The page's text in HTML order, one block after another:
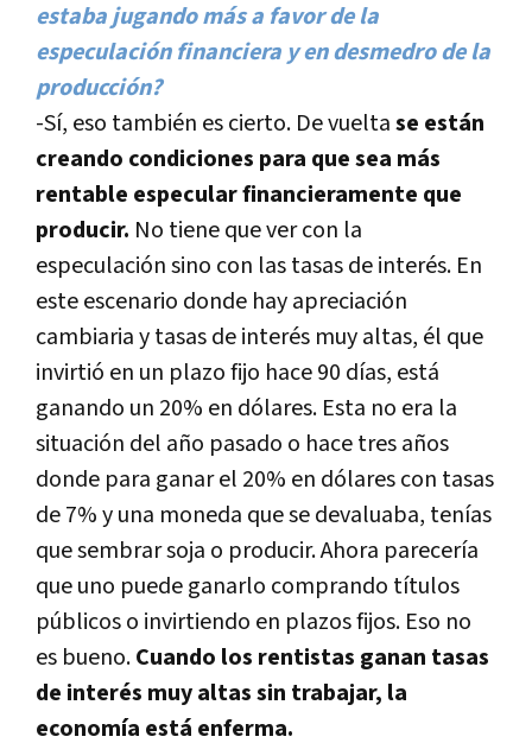
estaba jugando más a favor de la
especulación financiera y en desmedro de la
producción?
-Sí­, eso también es cierto. De vueltase están
creando condiciones para que sea más
rentable especular financieramente que
producir. No tiene que ver con la
especulación sino con las tasas de interés. En
este escenario donde hay apreciación
cambiaria y tasas de interés muy altas, él que
invirtió en un plazo fijo hace 90 dí­as, está
ganando un 20% en dólares. Esta no era la
situación del año pasado o hace tres años
donde para ganar el 20% en dólares con tasas
de 7% y una moneda que se devaluaba, tení­as
que sembrar soja o producir. Ahora parecerí­a
que uno puede ganarlo comprando tí­tulos
públicos o invirtiendo en plazos fijos. Eso no
es bueno.Cuando los rentistas ganan tasas
de interés muy altas sin trabajar, la
economí­a está enferma.